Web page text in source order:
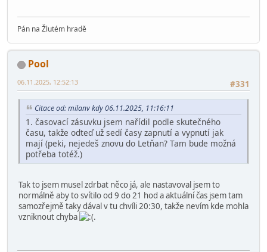
Pán na Žlutém hradě
Pool
#331
06.11.2025, 12:52:13
Citace od: milanv kdy 06.11.2025, 11:16:11
1. časovací zásuvku jsem nařídil podle skutečného
času, takže odteď už sedí časy zapnutí a vypnutí jak
mají (peki, nejedeš znovu do Letňan? Tam bude možná
potřeba totéž.)
Tak to jsem musel zdrbat něco já, ale nastavoval jsem to
normálně aby to svítilo od 9 do 21 hod a aktuální čas jsem tam
samozřejmě taky dával v tu chvíli 20:30, takže nevím kde mohla
vzniknout chyba
.